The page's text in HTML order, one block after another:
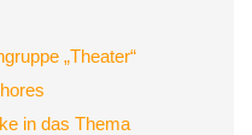
„Theater“
in das Thema